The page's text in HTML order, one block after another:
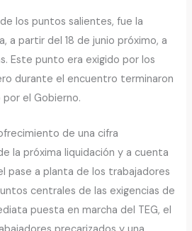
los puntos salientes, fue la
a partir del 18 de junio próximo, a
Este punto era exigido por los
durante el encuentro terminaron
el Gobierno.
de una cifra
la próxima liquidación y a cuenta
pase a planta de los trabajadores
centrales de las exigencias de
puesta en marcha del TEG, el